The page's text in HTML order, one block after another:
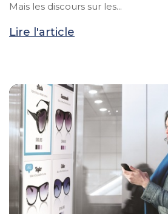
Mais les discours sur les...
Lire l'article